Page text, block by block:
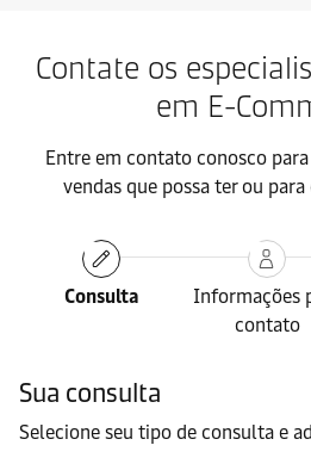
Contate os
em E-
Entre em contato conosco
vendas que possa ter ou
Consulta
Informações
contato
Sua consulta
Selecione seu tipo de consulta e